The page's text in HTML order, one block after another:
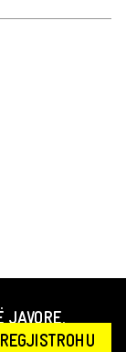
JAVORE.
REGJISTROHU